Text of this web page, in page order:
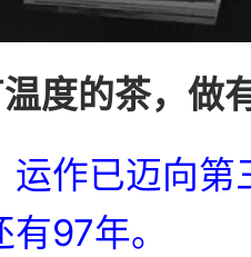
度的茶，做
作已迈向第
97年。